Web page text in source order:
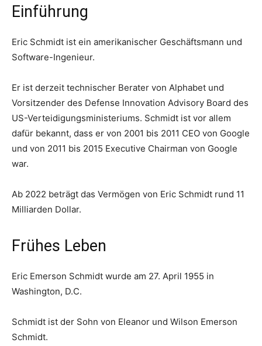
Einführung
Eric Schmidt ist ein amerikanischer Geschäftsmann und
Software-Ingenieur.
Er ist derzeit technischer Berater von Alphabet und
Vorsitzender des Defense Innovation Advisory Board des
US-Verteidigungsministeriums. Schmidt ist vor allem
dafür bekannt, dass er von 2001 bis 2011 CEO von Google
und von 2011 bis 2015 Executive Chairman von Google
war.
Ab 2022 beträgt das Vermögen von Eric Schmidt rund 11
Milliarden Dollar.
Frühes Leben
Eric Emerson Schmidt wurde am 27. April 1955 in
Washington, D.C.
Schmidt ist der Sohn von Eleanor und Wilson Emerson
Schmidt.